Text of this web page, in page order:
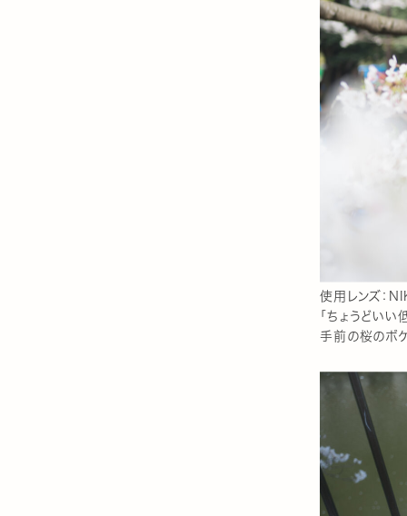
使用レンズ：
「ちょうどい
手前の桜のボ